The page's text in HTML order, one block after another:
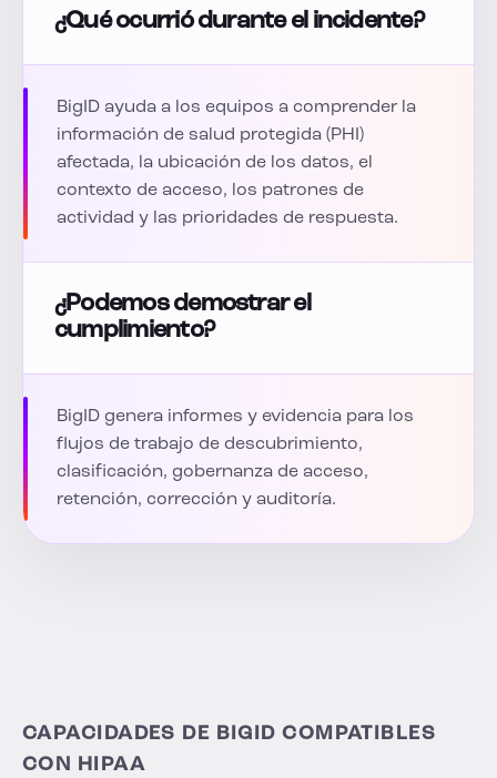
¿Qué ocurrió durante el incidente?
BigID ayuda a los equipos a comprender la
información de salud protegida (PHI)
afectada, la ubicación de los datos, el
contexto de acceso, los patrones de
actividad y las prioridades de respuesta.
¿Podemos demostrar el
cumplimiento?
BigID genera informes y evidencia para los
flujos de trabajo de descubrimiento,
clasificación, gobernanza de acceso,
retención, corrección y auditoría.
CAPACIDADES DE BIGID COMPATIBLES
CON HIPAA